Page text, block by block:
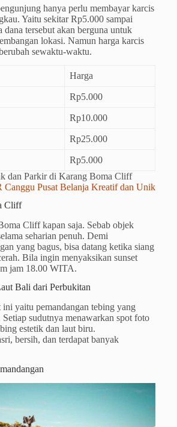
hanya perlu membayar karcis
Yaitu sekitar Rp5.000 sampai
tersebut akan berguna untuk
lokasi. Namun harga karcis
sewaktu-waktu.
Harga
Rp5.000
Rp10.000
Rp25.000
Rp5.000
dan Parkir di Karang Boma Cliff
Pusat Belanja Kreatif dan Unik
Cliff
Cliff kapan saja. Sebab objek
seharian penuh. Demi
yang bagus, bisa datang ketika siang
Bila ingin menyaksikan sunset
jam 18.00 WITA.
Bali dari Perbukitan
yaitu pemandangan tebing yang
sudutnya menawarkan spot foto
estetik dan laut biru.
bersih, dan terdapat banyak